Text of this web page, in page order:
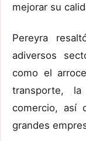
mejorar su
Pereyra
adiversos
como el
transporte,
comercio, así
grandes